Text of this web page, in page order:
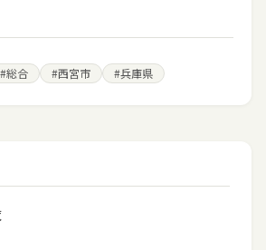
#総合 #西宮市 #兵庫県